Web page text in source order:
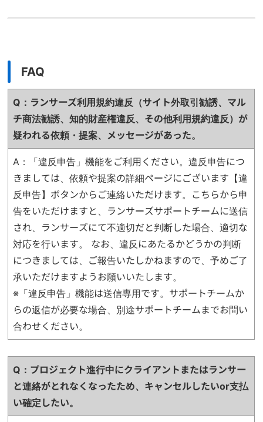
FAQ
Q：ランサーズ利用規約違反（サイト外取引勧誘、マル
チ商法勧誘、知的財産権違反、 その他利用規約違反）が
疑われる依頼・提案、メッセージがあった。
A：「違反申告」機能をご利用ください。違反申告につ
きましては、依頼や提案の詳細ページにございます【違
反申告】ボタンからご連絡いただけます。こちらから申
告をいただけますと、ランサーズサポートチームに送信
され、ランサーズにて不適切だと判断した場合、適切な
対応を行います。 なお、違反にあたるかどうかの判断
につきましては、ご報告いたしかねますので、予めご了
承いただけますようお願いいたします。
※「違反申告」機能は送信専用です。サポートチームか
らの返信が必要な場合、別途サポートチームまでお問い
合わせください。
Q：プロジェクト進行中にクライアントまたはランサー
と連絡がとれなくなったため、 キャンセルしたいor支払
い確定したい。